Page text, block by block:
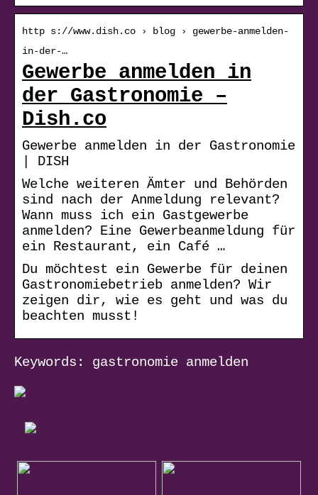
http s://www.dish.co › blog › gewerbe-anmelden-
in-der-…
Gewerbe anmelden in
der Gastronomie –
Dish.co
Gewerbe anmelden in der Gastronomie
| DISH
Welche weiteren Ämter und Behörden
sind nach der Anmeldung relevant?
Wann muss ich ein Gastgewerbe
anmelden? Eine Gewerbeanmeldung für
ein Restaurant, ein Café …
Du möchtest ein Gewerbe für deinen
Gastronomiebetrieb anmelden? Wir
zeigen dir, wie es geht und was du
beachten musst!
Keywords: gastronomie anmelden